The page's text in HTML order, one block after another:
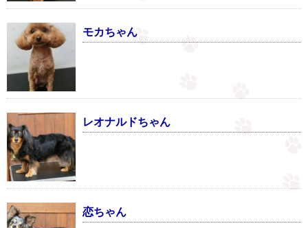
モカちゃん
レオナルドちゃん
恋ちゃん